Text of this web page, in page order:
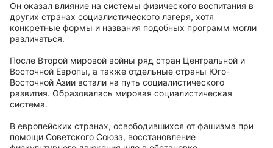
Он оказал влияние на системы физического воспитания в
других странах социалистического лагеря, хотя
конкретные формы и названия подобных программ могли
различаться.
После Второй мировой войны ряд стран Центральной и
Восточной Европы, а также отдельные страны Юго-
Восточной Азии встали на путь социалистического
развития. Образовалась мировая социалистическая
система.
В европейских странах, освободившихся от фашизма при
помощи Советского Союза, восстановление